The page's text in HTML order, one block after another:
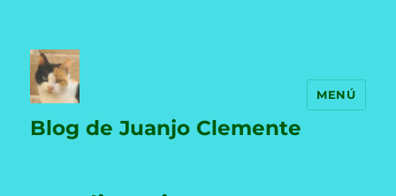
Blog de Juanjo Clemente
MENÚ